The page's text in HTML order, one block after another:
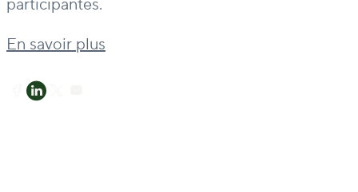
participantes.
En savoir plus